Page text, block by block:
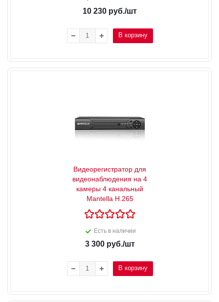
10 230 руб./шт
В корзину
Видеорегистратор для
видеонаблюдения на 4
камеры 4 канальный
Mantella H.265
Есть в наличии
3 300руб./шт
В корзину